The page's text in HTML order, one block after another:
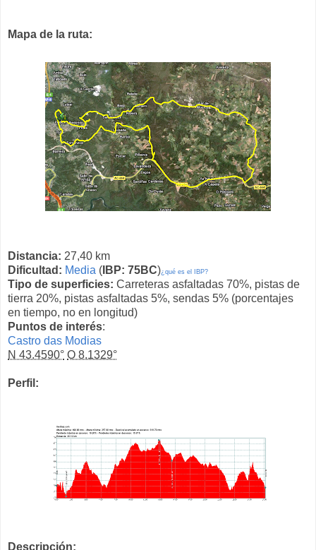
Mapa de la ruta:
Distancia: 27,40 km
Dificultad: Media ( IBP: 75BC)¿qué es el IBP?
Tipo de superficies: Carreteras asfaltadas 70%, pistas de
tierra 20%, pistas asfaltadas 5%, sendas 5% (porcentajes
en tiempo, no en longitud)
Puntos de interés:
Castro das Modias
N 43.4590° O 8.1329°
Perfil:
Descripción: